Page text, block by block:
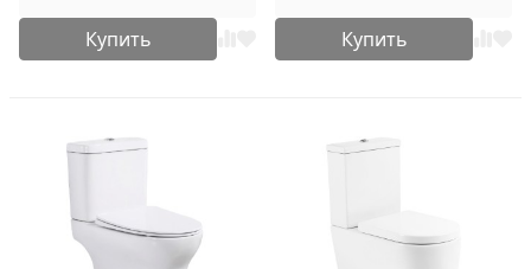
Купить Купить